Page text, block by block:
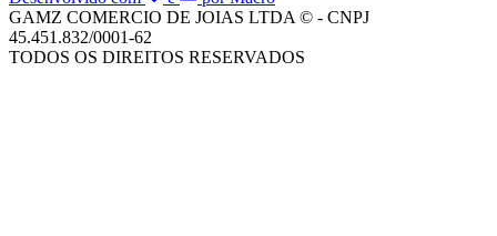
GAMZ COMERCIO DE JOIAS LTDA © - CNPJ
45.451.832/0001-62
TODOS OS DIREITOS RESERVADOS